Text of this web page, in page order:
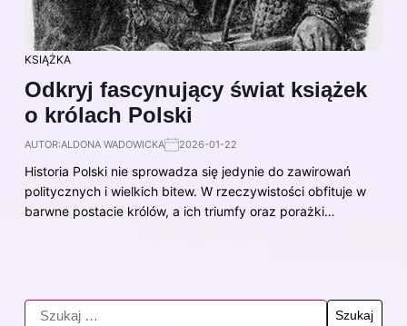
KSIĄŻKA
Odkryj fascynujący świat książek
o królach Polski
AUTOR:ALDONA WADOWICKA 2026-01-22
Historia Polski nie sprowadza się jedynie do zawirowań
politycznych i wielkich bitew. W rzeczywistości obfituje w
barwne postacie królów, a ich triumfy oraz porażki…